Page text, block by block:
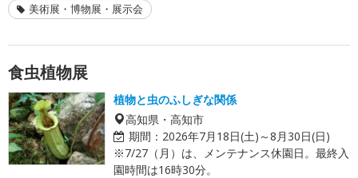
美術展・博物展・展示会
食虫植物展
植物と虫のふしぎな関係
高知県・高知市
期間： 2026年7月18日(土)～8月30日(日)
※7/27（月）は、メンテナンス休園日。最終入
園時間は16時30分。